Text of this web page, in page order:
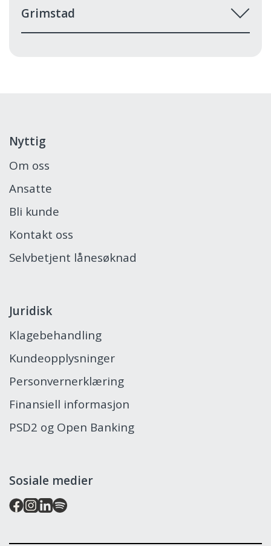
Grimstad
Nyttig
Om oss
Ansatte
Bli kunde
Kontakt oss
Selvbetjent lånesøknad
Juridisk
Klagebehandling
Kundeopplysninger
Personvernerklæring
Finansiell informasjon
PSD2 og Open Banking
Sosiale medier